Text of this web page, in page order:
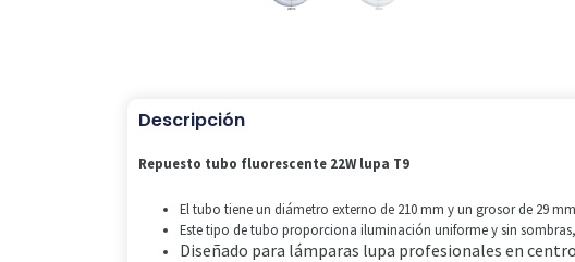
Descripción
Repuesto tubo fluorescente 22W lupa T9
El tubo tiene un diámetro externo de 210 mm y un grosor de 29
Este tipo de tubo proporciona iluminación uniforme y sin
Diseñado para lámparas lupa profesionales en